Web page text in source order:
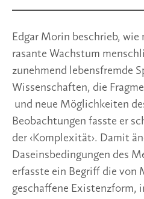
Edgar Morin beschrieb, wie
rasante Wachstum
zunehmend lebensfremde
Wissenschaften, die
und neue Möglichkeiten
Beobachtungen fasste er
der ‹Komplexität›. Damit
Daseinsbedingungen des
erfasste ein Begriff die von
geschaffene Existenzform,